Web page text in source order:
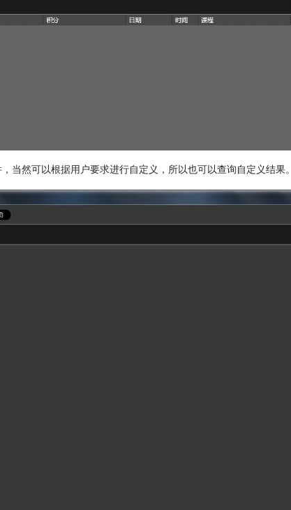
当然可以根据用户要求进行自定义，所以也可以查询自定义结果。